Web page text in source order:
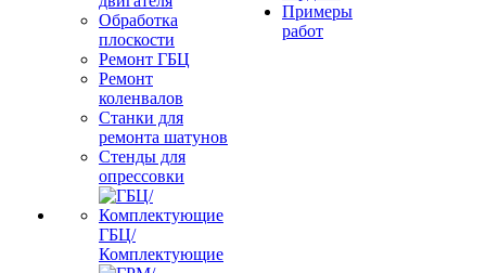
Обработка
плоскости
Ремонт ГБЦ
Ремонт
коленвалов
Станки для
ремонта шатунов
Стенды для
опрессовки
ГБЦ/
Комплектующие
Примеры
работ